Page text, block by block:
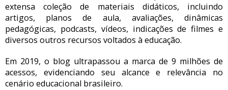
extensa coleção de materiais didáticos, incluindo
artigos, planos de aula, avaliações, dinâmicas
pedagógicas, podcasts, vídeos, indicações de filmes e
diversos outros recursos voltados à educação.
Em 2019, o blog ultrapassou a marca de 9 milhões de
acessos, evidenciando seu alcance e relevância no
cenário educacional brasileiro.